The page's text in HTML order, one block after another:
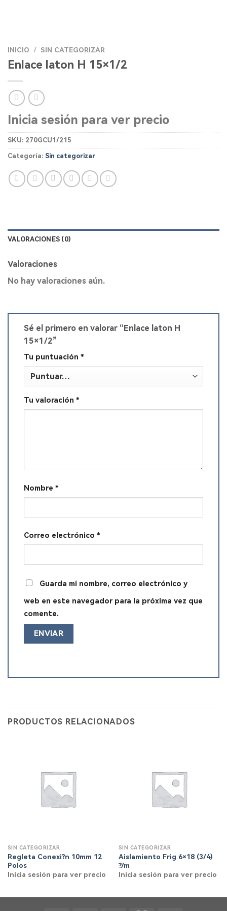
INICIO / SIN CATEGORIZAR
Enlace laton H 15×1/2
Inicia sesión para ver precio
SKU: 270GCU1/215
Categoría: Sin categorizar
VALORACIONES (0)
Valoraciones
No hay valoraciones aún.
Sé el primero en valorar “Enlace laton H
15×1/2”
Tu puntuación *
Tu valoración *
Nombre *
Correo electrónico *
Guarda mi nombre, correo electrónico y
web en este navegador para la próxima vez que
comente.
PRODUCTOS RELACIONADOS
SIN CATEGORIZAR
Regleta Conexi?n 10mm 12
Polos
Inicia sesión para ver precio
SIN CATEGORIZAR
Aislamiento Frig 6×18 (3/4)
?/m
Inicia sesión para ver precio